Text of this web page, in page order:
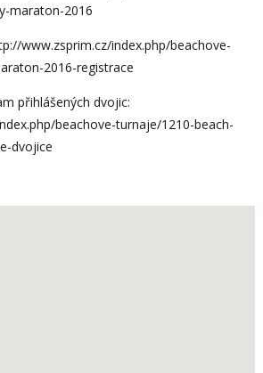
maraton-2016
www.zsprim.cz/index.php/beachove-
2016-registrace
přihlášených dvojic:
beachove-turnaje/1210-beach-
dvojice